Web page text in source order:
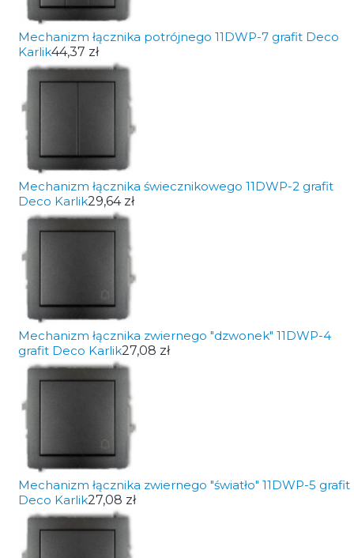
Mechanizm łącznika potrójnego 11DWP-7 grafit Deco
Karlik44,37 zł
Mechanizm łącznika świecznikowego 11DWP-2 grafit
Deco Karlik29,64 zł
Mechanizm łącznika zwiernego "dzwonek" 11DWP-4
grafit Deco Karlik27,08 zł
Mechanizm łącznika zwiernego "światło" 11DWP-5 grafit
Deco Karlik27,08 zł